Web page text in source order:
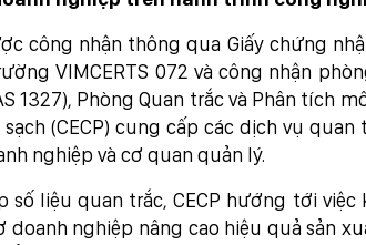
công nhận thông qua Giấy chứng
VIMCERTS 072 và công nhận
1327), Phòng Quan trắc và Phân tích
(CECP) cung cấp các dịch vụ
nghiệp và cơ quan quản lý.
số liệu quan trắc, CECP hướng tới
nghiệp nâng cao hiệu quả sản